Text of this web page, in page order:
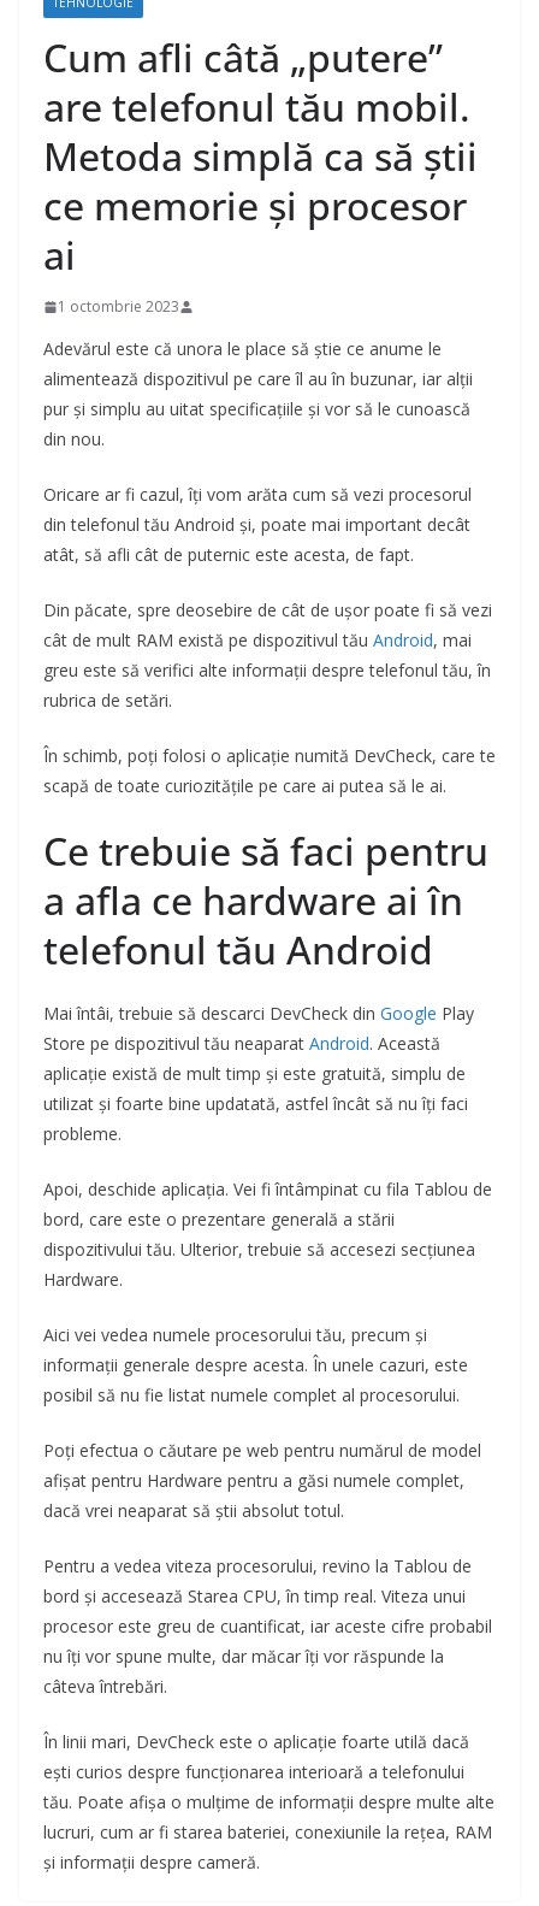
Cum afli câtă „putere”
are telefonul tău mobil.
Metoda simplă ca să știi
ce memorie și procesor
ai
1 octombrie 2023
Adevărul este că unora le place să știe ce anume le
alimentează dispozitivul pe care îl au în buzunar, iar alții
pur și simplu au uitat specificațiile și vor să le cunoască
din nou.
Oricare ar fi cazul, îți vom arăta cum să vezi procesorul
din telefonul tău Android și, poate mai important decât
atât, să afli cât de puternic este acesta, de fapt.
Din păcate, spre deosebire de cât de ușor poate fi să vezi
cât de mult RAM există pe dispozitivul tău Android, mai
greu este să verifici alte informații despre telefonul tău, în
rubrica de setări.
În schimb, poți folosi o aplicație numită DevCheck, care te
scapă de toate curiozitățile pe care ai putea să le ai.
Ce trebuie să faci pentru
a afla ce hardware ai în
telefonul tău Android
Mai întâi, trebuie să descarci DevCheck din Google Play
Store pe dispozitivul tău neaparat Android. Această
aplicație există de mult timp și este gratuită, simplu de
utilizat și foarte bine updatată, astfel încât să nu îți faci
probleme.
Apoi, deschide aplicația. Vei fi întâmpinat cu fila Tablou de
bord, care este o prezentare generală a stării
dispozitivului tău. Ulterior, trebuie să accesezi secțiunea
Hardware.
Aici vei vedea numele procesorului tău, precum și
informații generale despre acesta. În unele cazuri, este
posibil să nu fie listat numele complet al procesorului.
Poți efectua o căutare pe web pentru numărul de model
afișat pentru Hardware pentru a găsi numele complet,
dacă vrei neaparat să știi absolut totul.
Pentru a vedea viteza procesorului, revino la Tablou de
bord și accesează Starea CPU, în timp real. Viteza unui
procesor este greu de cuantificat, iar aceste cifre probabil
nu îți vor spune multe, dar măcar îți vor răspunde la
câteva întrebări.
În linii mari, DevCheck este o aplicație foarte utilă dacă
ești curios despre funcționarea interioară a telefonului
tău. Poate afișa o mulțime de informații despre multe alte
lucruri, cum ar fi starea bateriei, conexiunile la rețea, RAM
și informații despre cameră.